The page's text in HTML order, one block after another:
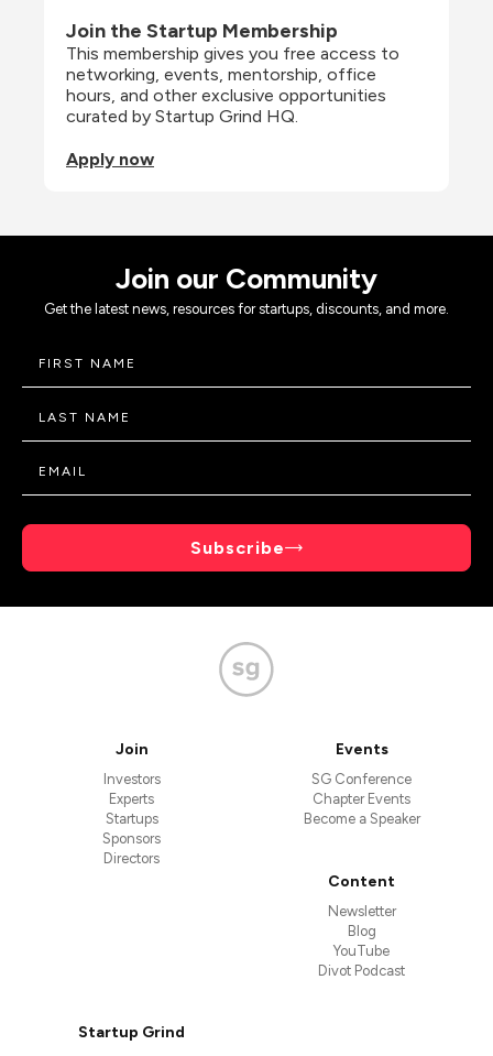
Join the Startup Membership
This membership gives you free access to
networking, events, mentorship, office
hours, and other exclusive opportunities
curated by Startup Grind HQ.
Apply now
Join our Community
Get the latest news, resources for startups, discounts, and more.
Subscribe
Join
Investors
Experts
Startups
Sponsors
Directors
Events
SG Conference
Chapter Events
Become a Speaker
Content
Newsletter
Blog
YouTube
Divot Podcast
Startup Grind